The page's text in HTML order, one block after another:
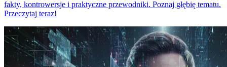
fakty, kontrowersje i praktyczne przewodniki. Poznaj głębię tematu.
Przeczytaj teraz!